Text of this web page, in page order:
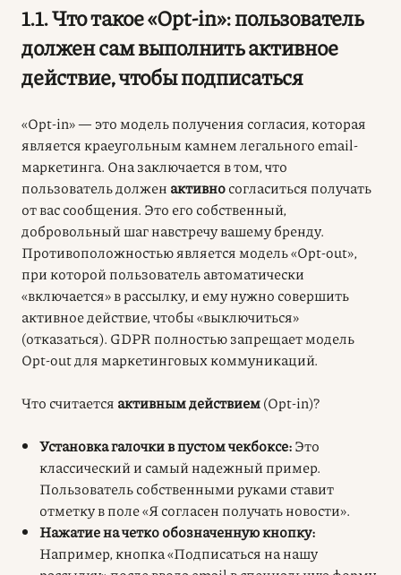
1.1. Что такое «Opt-in»: пользователь
должен сам выполнить активное
действие, чтобы подписаться
«Opt-in» — это модель получения согласия, которая
является краеугольным камнем легального email-
маркетинга. Она заключается в том, что
пользователь должен активносогласиться получать
от вас сообщения. Это его собственный,
добровольный шаг навстречу вашему бренду.
Противоположностью является модель «Opt-out»,
при которой пользователь автоматически
«включается» в рассылку, и ему нужно совершить
активное действие, чтобы «выключиться»
(отказаться). GDPR полностью запрещает модель
Opt-out для маркетинговых коммуникаций.
Что считается активным действием(Opt-in)?
Установка галочки в пустом чекбоксе:Это
классический и самый надежный пример.
Пользователь собственными руками ставит
отметку в поле «Я согласен получать новости».
Нажатие на четко обозначенную кнопку:
Например, кнопка «Подписаться на нашу